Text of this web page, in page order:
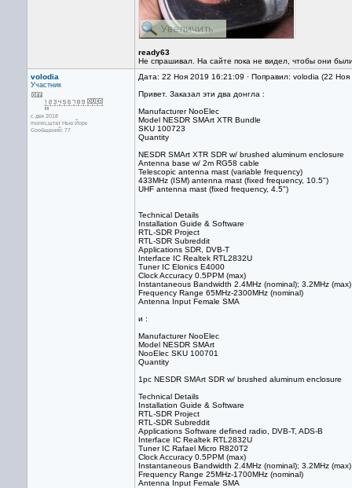
ready63
Не спрашивал. На сайте пока не видел, чтобы они
volodia
Участник
с дек 2018
monro,штат Нью Йорк
Сообщений: 77
Дата: 22 Ноя 2019 16:21:09 · Поправил: volodia (22
Привет. Заказал эти два донгла :
Manufacturer NooElec
Model NESDR SMArt XTR Bundle
SKU 100723
Quantity
NESDR SMArt XTR SDR w/ brushed aluminum enclosure
Antenna base w/ 2m RG58 cable
Telescopic antenna mast (variable frequency)
433MHz (ISM) antenna mast (fixed frequency, 10.5")
UHF antenna mast (fixed frequency, 4.5")
Technical Details
Installation Guide & Software
RTL-SDR Project
RTL-SDR Subreddit
Applications SDR, DVB-T
Interface IC Realtek RTL2832U
Tuner IC Elonics E4000
Clock Accuracy 0.5PPM (max)
Instantaneous Bandwidth 2.4MHz (nominal); 3.2MHz (max)
Frequency Range 65MHz-2300MHz (nominal)
Antenna Input Female SMA
и :
Manufacturer NooElec
Model NESDR SMArt
NooElec SKU 100701
Quantity
1pc NESDR SMArt SDR w/ brushed aluminum enclosure
Technical Details
Installation Guide & Software
RTL-SDR Project
RTL-SDR Subreddit
Applications Software defined radio, DVB-T, ADS-B
Interface IC Realtek RTL2832U
Tuner IC Rafael Micro R820T2
Clock Accuracy 0.5PPM (max)
Instantaneous Bandwidth 2.4MHz (nominal); 3.2MHz (max)
Frequency Range 25MHz-1700MHz (nominal)
Antenna Input Female SMA